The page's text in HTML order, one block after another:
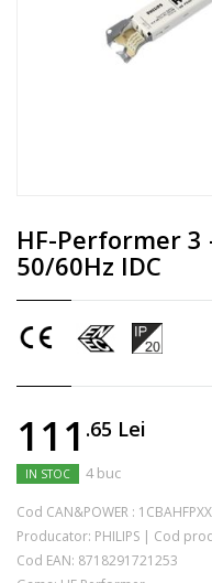
HF-Performer 3
50/60Hz IDC
111 .65 Lei
IN STOC 4 buc
Cod CAN&POWER :
Producator: PHILIPS | Cod
Cod EAN: 8718291721253